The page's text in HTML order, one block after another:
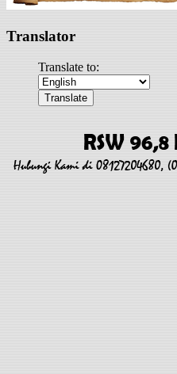
Translator
Translate to: